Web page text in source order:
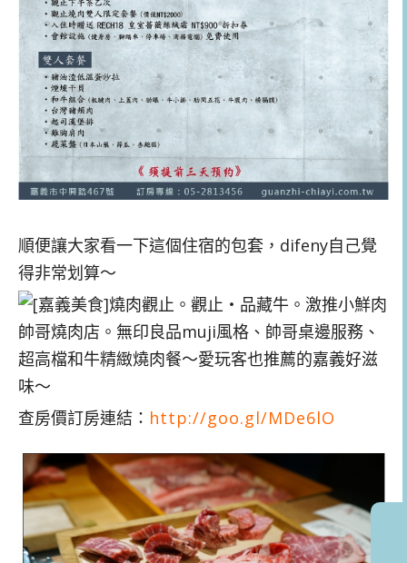
順便讓大家看一下這個住宿的包套，difeny自己覺
得非常划算～
查房價訂房連結： http://goo.gl/MDe6lO